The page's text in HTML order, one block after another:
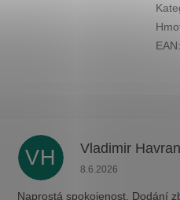
EAN:
VH Vladimir Havran
Hodnocení
8.6.2026
Naprostá spokojenost. Dodání